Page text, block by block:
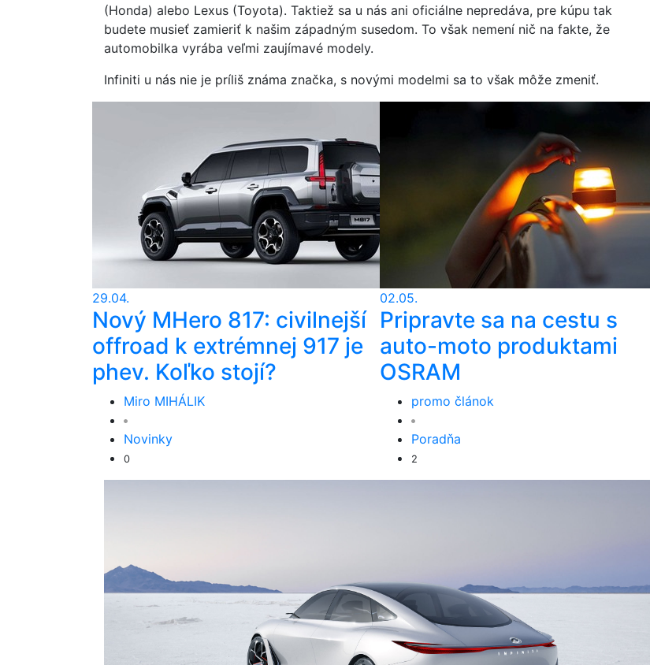
(Honda) alebo Lexus (Toyota). Taktiež sa u nás ani oficiálne nepredáva, pre kúpu tak
budete musieť zamieriť k našim západným susedom. To však nemení nič na fakte, že
automobilka vyrába veľmi zaujímavé modely.
Infiniti u nás nie je príliš známa značka, s novými modelmi sa to však môže zmeniť.
29.04.
Nový MHero 817: civilnejší
offroad k extrémnej 917 je
phev. Koľko stojí?
Miro MIHÁLIK
Novinky
0
02.05.
Pripravte sa na cestu s
auto-moto produktami
OSRAM
promo článok
Poradňa
2